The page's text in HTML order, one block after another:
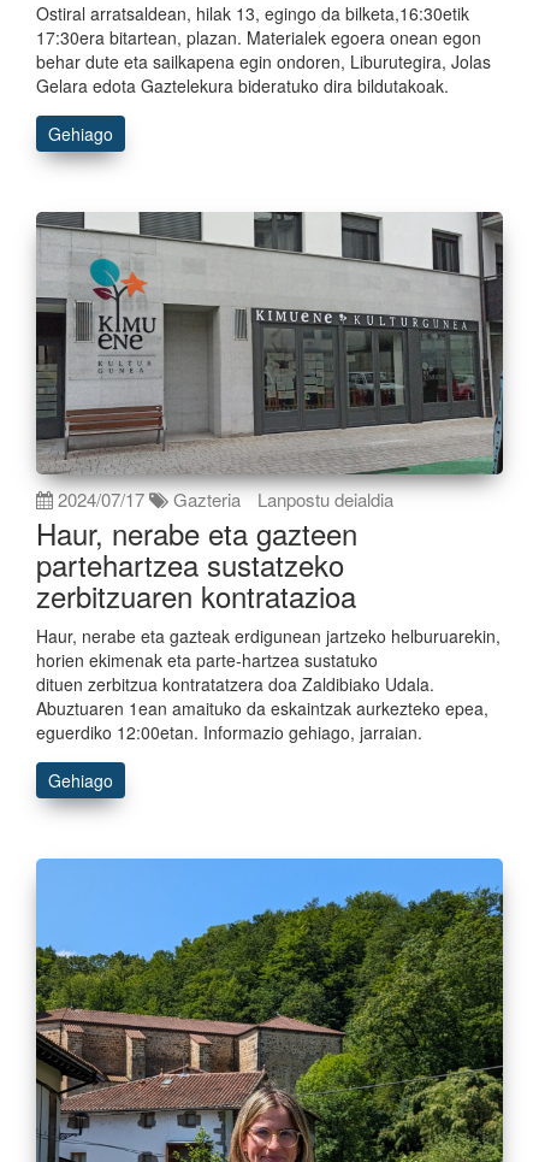
Ostiral arratsaldean, hilak 13, egingo da bilketa,16:30etik
17:30era bitartean, plazan. Materialek egoera onean egon
behar dute eta sailkapena egin ondoren, Liburutegira, Jolas
Gelara edota Gaztelekura bideratuko dira bildutakoak.
Gehiago
2024/07/17 Gazteria Lanpostu deialdia
Haur, nerabe eta gazteen
partehartzea sustatzeko
zerbitzuaren kontratazioa
Haur, nerabe eta gazteak erdigunean jartzeko helburuarekin,
horien ekimenak eta parte-hartzea sustatuko
dituen zerbitzua kontratatzera doa Zaldibiako Udala.
Abuztuaren 1ean amaituko da eskaintzak aurkezteko epea,
eguerdiko 12:00etan. Informazio gehiago, jarraian.
Gehiago